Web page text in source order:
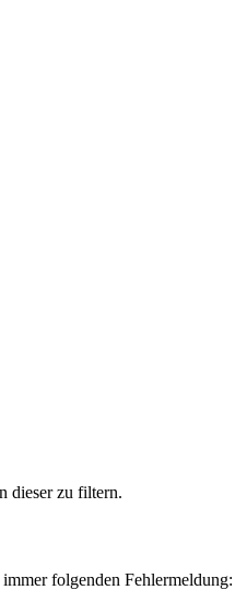
dieser zu filtern.
folgenden Fehlermeldung: